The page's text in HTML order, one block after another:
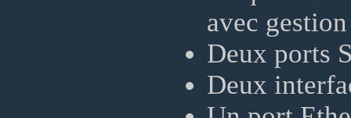
avec
Deux ports
Deux